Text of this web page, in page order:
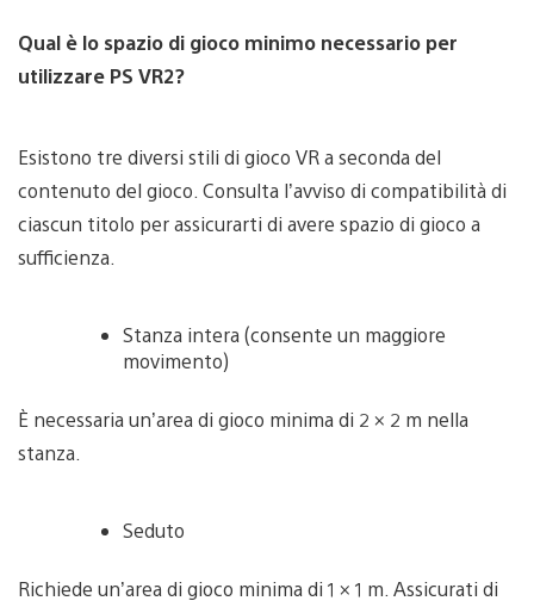
Qual è lo spazio di gioco minimo necessario per
utilizzare PS VR2?
Esistono tre diversi stili di gioco VR a seconda del
contenuto del gioco. Consulta l’avviso di compatibilità di
ciascun titolo per assicurarti di avere spazio di gioco a
sufficienza.
Stanza intera (consente un maggiore
movimento)
È necessaria un’area di gioco minima di 2 × 2 m nella
stanza.
Seduto
Richiede un’area di gioco minima di 1 × 1 m. Assicurati di